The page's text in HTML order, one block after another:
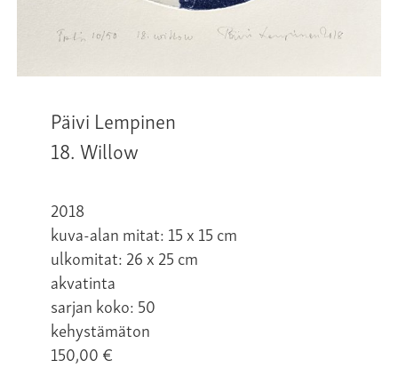
Päivi Lempinen
18. Willow
2018
kuva-alan mitat: 15 x 15 cm
ulkomitat: 26 x 25 cm
akvatinta
sarjan koko: 50
kehystämäton
150,00€